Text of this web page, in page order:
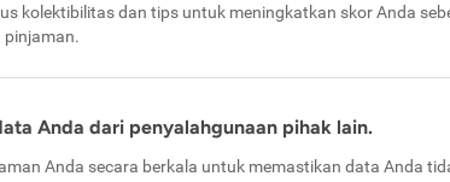
kolektibilitas dan tips untuk meningkatkan skor Anda
pinjaman.
Anda dari penyalahgunaan pihak lain.
Anda secara berkala untuk memastikan data Anda